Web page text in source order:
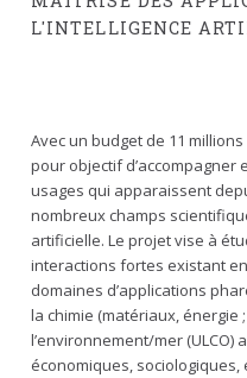
L'INTELLIGENCE
Avec un budget de 11 millions
pour objectif d’accompagner
usages qui apparaissent
nombreux champs
artificielle. Le projet vise à
interactions fortes existant
domaines d’applications
la chimie (matériaux, énergie ;
l’environnement/mer (ULCO)
économiques,